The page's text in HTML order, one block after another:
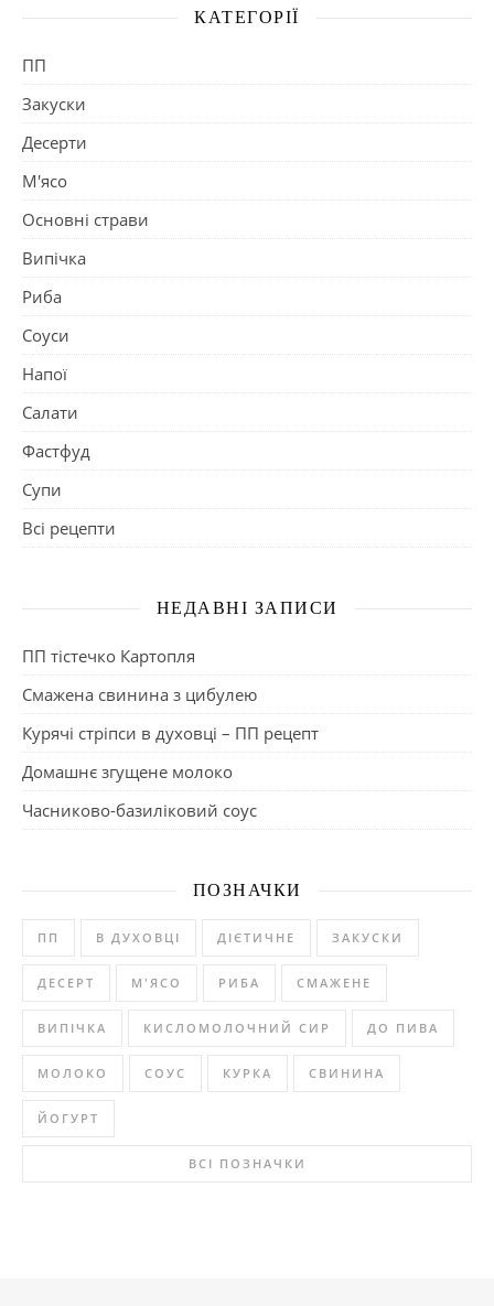
КАТЕГОРІЇ
ПП
Закуски
Десерти
М'ясо
Основні страви
Випічка
Риба
Соуси
Напої
Салати
Фастфуд
Супи
Всі рецепти
НЕДАВНІ ЗАПИСИ
ПП тістечко Картопля
Смажена свинина з цибулею
Курячі стріпси в духовці – ПП рецепт
Домашнє згущене молоко
Часниково-базиліковий соус
ПОЗНАЧКИ
ПП В ДУХОВЦІ ДІЄТИЧНЕ ЗАКУСКИ
ДЕСЕРТ М'ЯСО РИБА СМАЖЕНЕ
ВИПІЧКА КИСЛОМОЛОЧНИЙ СИР ДО ПИВА
МОЛОКО СОУС КУРКА СВИНИНА
ЙОГУРТ
ВСІ ПОЗНАЧКИ